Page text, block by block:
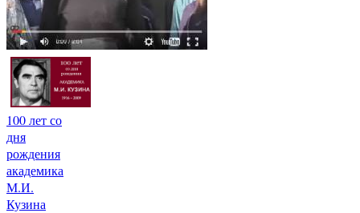
100 лет со
дня
рождения
академика
М.И.
Кузина